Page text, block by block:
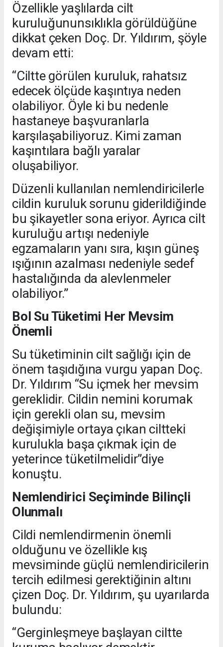
Özellikle yaşlılarda cilt
kuruluğununsıklıkla görüldüğüne
dikkat çeken Doç. Dr. Yıldırım, şöyle
devam etti:
“Ciltte görülen kuruluk, rahatsız
edecek ölçüde kaşıntıya neden
olabiliyor. Öyle ki bu nedenle
hastaneye başvuranlarla
karşılaşabiliyoruz. Kimi zaman
kaşıntılara bağlı yaralar
oluşabiliyor.
Düzenli kullanılan nemlendiricilerle
cildin kuruluk sorunu giderildiğinde
bu şikayetler sona eriyor. Ayrıca cilt
kuruluğu artışı nedeniyle
egzamaların yanı sıra, kışın güneş
ışığının azalması nedeniyle sedef
hastalığında da alevlenmeler
olabiliyor.”
Bol Su Tüketimi Her Mevsim
Önemli
Su tüketiminin cilt sağlığı için de
önem taşıdığına vurgu yapan Doç.
Dr. Yıldırım “Su içmek her mevsim
gereklidir. Cildin nemini korumak
için gerekli olan su, mevsim
değişimiyle ortaya çıkan ciltteki
kurulukla başa çıkmak için de
yeterince tüketilmelidir”diye
konuştu.
Nemlendirici Seçiminde Bilinçli
Olunmalı
Cildi nemlendirmenin önemli
olduğunu ve özellikle kış
mevsiminde güçlü nemlendiricilerin
tercih edilmesi gerektiğinin altını
çizen Doç. Dr. Yıldırım, şu uyarılarda
bulundu:
“Gerginleşmeye başlayan ciltte